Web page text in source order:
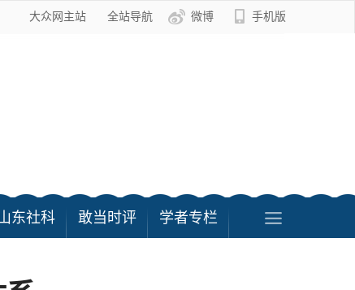
大众网主站 全站导航 微博 手机版
东社科 敢当时评 学者专栏